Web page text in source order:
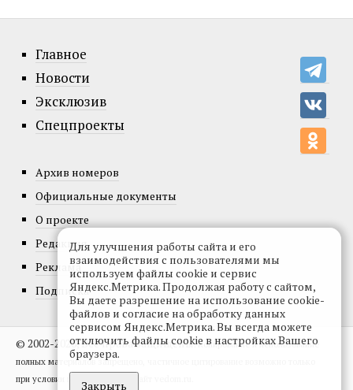
Главное
Новости
Эксклюзив
Спецпроекты
Архив номеров
Официальные документы
О проекте
Редакция
Реклама
Подписка
© 2002-2026, Все права защищены.Копирование и использование
полных материалов запрещено, частичное цитирование возможно только
при условии гиперссылки на сайт vedom.ru.
Для улучшения работы сайта и его
взаимодействия с пользователями мы
используем файлы cookie и сервис
Яндекс.Метрика. Продолжая работу с сайтом,
Вы даете разрешение на использование cookie-
файлов и согласие на обработку данных
сервисом Яндекс.Метрика. Вы всегда можете
отключить файлы cookie в настройках Вашего
браузера.
Закрыть